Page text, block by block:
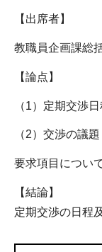
【出席者】
教職員企画課総
【論点】
（1）定期交渉
（2）交渉の議題
要求項目につい
【結論】
定期交渉の日程